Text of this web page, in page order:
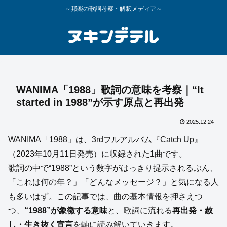
～邦楽の歌詞考察・解釈メディア～
WANIMA「1988」歌詞の意味を考察｜“It
started in 1988”が示す原点と再出発
2025.12.24
WANIMA「1988」は、3rdフルアルバム『Catch Up』
（2023年10月11日発売）に収録された1曲です。
歌詞の中で“1988”という数字がはっきり提示されるぶん、
「これは何の年？」「どんなメッセージ？」と気になる人
も多いはず。この記事では、曲の基本情報を押さえつ
つ、 “1988”が象徴する意味と、歌詞に流れる再出発・赦
し・生き抜く宣言を軸に読み解いていきます。